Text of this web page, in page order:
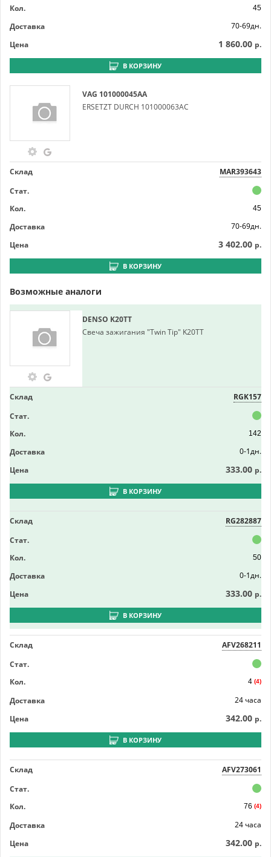
Кол. 45
Доставка
70-69дн.
Цена
1 860.00 р.
В КОРЗИНУ
VAG 101000045AA
ERSETZT DURCH 101000063AC
Склад
MAR393643
Стат.
Кол.
45
Доставка
70-69дн.
Цена
3 402.00 р.
В КОРЗИНУ
Возможные аналоги
DENSO K20TT
Свеча зажигания "Twin Tip" K20TT
Склад
RGK157
Стат.
Кол.
142
Доставка
0-1дн.
Цена
333.00 р.
В КОРЗИНУ
Склад
RG282887
Стат.
Кол.
50
Доставка
0-1дн.
Цена
333.00 р.
В КОРЗИНУ
Склад
AFV268211
Стат.
Кол.
4 (4)
Доставка
24 часа
Цена
342.00 р.
В КОРЗИНУ
Склад
AFV273061
Стат.
Кол.
76 (4)
Доставка
24 часа
Цена
342.00 р.